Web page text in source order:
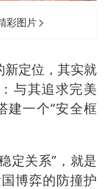
彩图片
新定位，其实就
与其追求完美
建一个“安全框
定关系”，就是
博弈的防撞护